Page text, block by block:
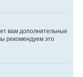
вам дополнительные
рекомендуем это